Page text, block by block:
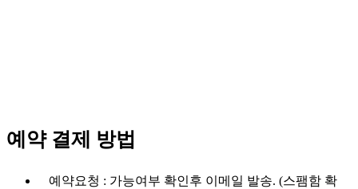
예약 결제 방법
예약요청 : 가능여부 확인후 이메일 발송. (스팸함 확